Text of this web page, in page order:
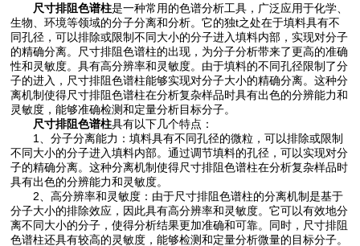
尺寸排阻色谱柱是一种常用的色谱分析工具，广泛应用于化学、
生物、环境等领域的分子分离和分析。它的独t之处在于填料具有不
同孔径，可以排除或限制不同大小的分子进入填料内部，实现对分子
的精确分离。尺寸排阻色谱柱的出现，为分子分析带来了更高的准确
性和灵敏度。具有高分辨率和灵敏度。由于填料的不同孔径限制了分
子的进入，尺寸排阻色谱柱能够实现对分子大小的精确分离。这种分
离机制使得尺寸排阻色谱柱在分析复杂样品时具有出色的分辨能力和
灵敏度，能够准确检测和定量分析目标分子。
尺寸排阻色谱柱具有以下几个特点：
1、分子分离能力：填料具有不同孔径的微粒，可以排除或限制
不同大小的分子进入填料内部。通过调节填料的孔径，可以实现对分
子的精确分离。这种分离机制使得尺寸排阻色谱柱在分析复杂样品时
具有出色的分辨能力和灵敏度。
2、高分辨率和灵敏度：由于尺寸排阻色谱柱的分离机制是基于
分子大小的排除效应，因此具有高分辨率和灵敏度。它可以有效地分
离不同大小的分子，使得分析结果更加准确和可靠。同时，尺寸排阻
色谱柱还具有较高的灵敏度，能够检测和定量分析微量的目标分子。